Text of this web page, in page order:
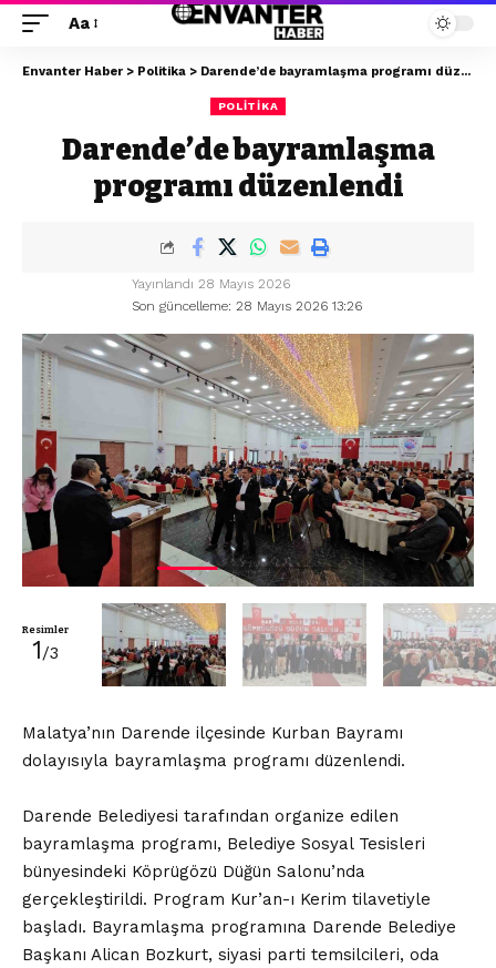
Aa
Envanter Haber > Politika > Darende’de bayramlaşma programı düzenlendi
POLITIKA
Darende’de bayramlaşma
programı düzenlendi
Son güncelleme: 28 Mayıs 2026 13:26
Yayınlandı 28 Mayıs 2026
Resimler
1/3
Malatya’nın Darende ilçesinde Kurban Bayramı
dolayısıyla bayramlaşma programı düzenlendi.
Darende Belediyesi tarafından organize edilen
bayramlaşma programı, Belediye Sosyal Tesisleri
bünyesindeki Köprügözü Düğün Salonu’nda
gerçekleştirildi. Program Kur’an-ı Kerim tilavetiyle
başladı. Bayramlaşma programına Darende Belediye
Başkanı Alican Bozkurt, siyasi parti temsilcileri, oda